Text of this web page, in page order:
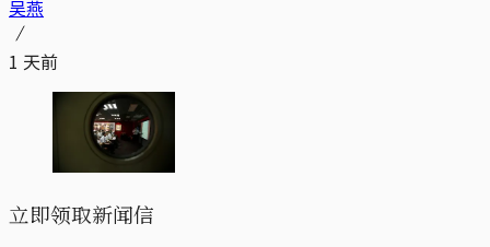
吴燕
1 天前
立即领取新闻信